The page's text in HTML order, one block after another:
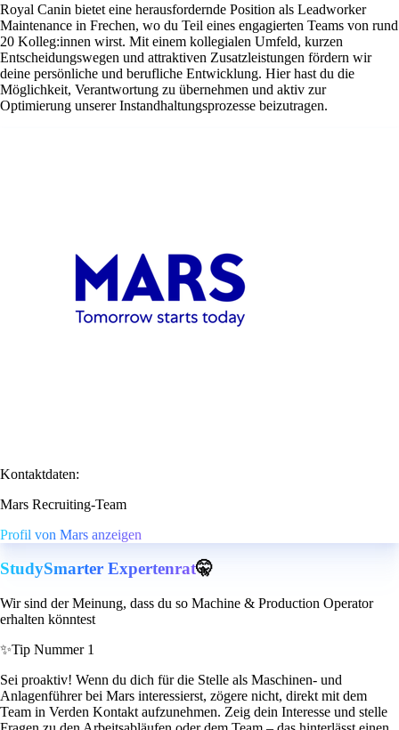
Royal Canin bietet eine herausfordernde Position als Leadworker
Maintenance in Frechen, wo du Teil eines engagierten Teams von rund
20 Kolleg:innen wirst. Mit einem kollegialen Umfeld, kurzen
Entscheidungswegen und attraktiven Zusatzleistungen fördern wir
deine persönliche und berufliche Entwicklung. Hier hast du die
Möglichkeit, Verantwortung zu übernehmen und aktiv zur
Optimierung unserer Instandhaltungsprozesse beizutragen.
Kontaktdaten:
Mars Recruiting-Team
Profil von Mars anzeigen
StudySmarter Expertenrat🤫
Wir sind der Meinung, dass du so Machine & Production Operator
erhalten könntest
✨Tip Nummer 1
Sei proaktiv! Wenn du dich für die Stelle als Maschinen- und
Anlagenführer bei Mars interessierst, zögere nicht, direkt mit dem
Team in Verden Kontakt aufzunehmen. Zeig dein Interesse und stelle